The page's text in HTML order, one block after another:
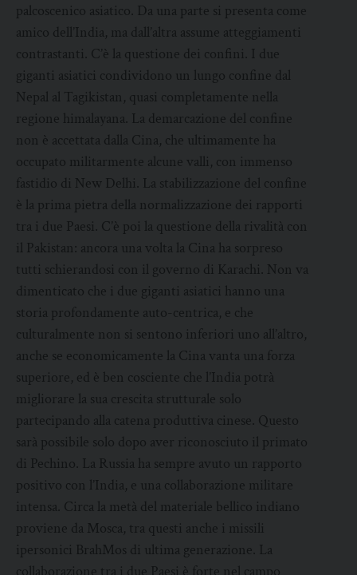
palcoscenico asiatico. Da una parte si presenta come
amico dell’India, ma dall’altra assume atteggiamenti
contrastanti. C’è la questione dei confini. I due
giganti asiatici condividono un lungo confine dal
Nepal al Tagikistan, quasi completamente nella
regione himalayana. La demarcazione del confine
non è accettata dalla Cina, che ultimamente ha
occupato militarmente alcune valli, con immenso
fastidio di New Delhi. La stabilizzazione del confine
è la prima pietra della normalizzazione dei rapporti
tra i due Paesi. C’è poi la questione della rivalità con
il Pakistan: ancora una volta la Cina ha sorpreso
tutti schierandosi con il governo di Karachi. Non va
dimenticato che i due giganti asiatici hanno una
storia profondamente auto-centrica, e che
culturalmente non si sentono inferiori uno all’altro,
anche se economicamente la Cina vanta una forza
superiore, ed è ben cosciente che l’India potrà
migliorare la sua crescita strutturale solo
partecipando alla catena produttiva cinese. Questo
sarà possibile solo dopo aver riconosciuto il primato
di Pechino. La Russia ha sempre avuto un rapporto
positivo con l’India, e una collaborazione militare
intensa. Circa la metà del materiale bellico indiano
proviene da Mosca, tra questi anche i missili
ipersonici BrahMos di ultima generazione. La